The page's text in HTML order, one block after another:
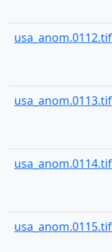
usa_anom.0112.tif
usa_anom.0113.tif
usa_anom.0114.tif
usa_anom.0115.tif